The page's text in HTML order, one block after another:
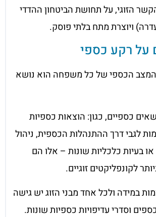
הזוגי, על תחושת הביטחון ההדדי
ויוצרת מתח בלתי פוסק.
על רקע כספי
הכספי של כל משפחה הוא נושא
כספיים, כגון: הוצאות כספיות
לגבי דרך ההתנהלות הכספית, ניהול
בעיות כלכליות שונות – אלו הם
לקונפליקטים זוגיים.
במידה ולכל אחד מבני הזוג יש גישה
וסדרי עדיפויות כספיות שונות.